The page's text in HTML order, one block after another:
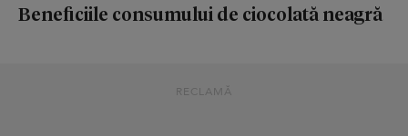
Beneficiile consumului de ciocolată neagră
RECLAMĂ